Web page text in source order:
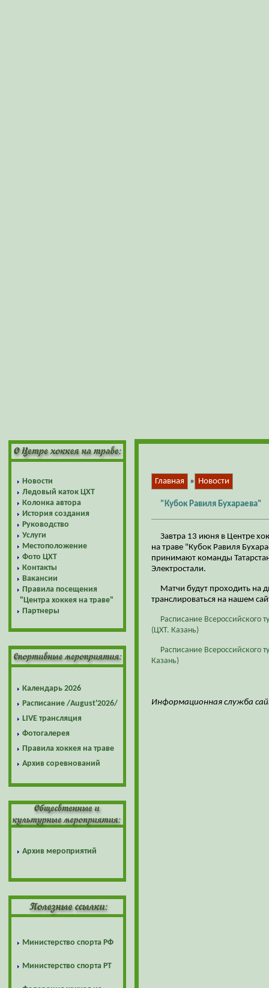
Новости
Ледовый каток ЦХТ
Колонка автора
История создания
Руководство
Услуги
Местоположение
Фото ЦХТ
Контакты
Вакансии
Правила посещения
"Центра хоккея на траве"
Партнеры
Календарь 2026
Расписание /August'2026/
LIVE трансляция
Фотогалерея
Правила хоккея на траве
Архив соревнований
Архив мероприятий
Министерство спорта РФ
Министерство спорта РТ
Главная » Новости
"Кубок Равиля Бухараева"
Завтра 13 июня в Центре
на траве "Кубок Равиля
принимают команды
Электростали.
Матчи будут проходить на
транслироваться на нашем
Расписание Всероссийского
(ЦХТ. Казань)
Расписание Всероссийского
Казань)
Информационная служба